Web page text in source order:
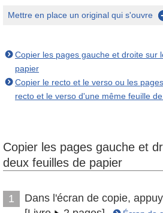
Mettre en place un original qui s'ouvre
Copier les pages gauche et droite sur
papier
Copier le recto et le verso ou les
recto et le verso d'une même feuille
Copier les pages gauche et
deux feuilles de papier
1
Dans l'écran de copie,